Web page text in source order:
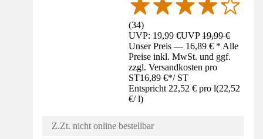
(34)
UVP: 19,99 €UVP19,99 €
Unser Preis — 16,89 € * Alle
Preise inkl. MwSt. und ggf.
zzgl. Versandkosten pro
ST16,89 €*/ ST
Entspricht 22,52 € pro l(22,52
€/ l)
Z.Zt. nicht online bestellbar